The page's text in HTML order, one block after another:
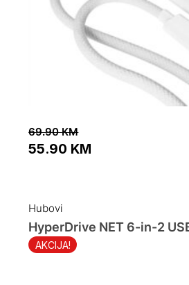
69.90KM
was:
69.90 KM.
55.90 KM
is:
55.90 KM.
Hubovi
AKCIJA!
HyperDrive NET 6-in-2